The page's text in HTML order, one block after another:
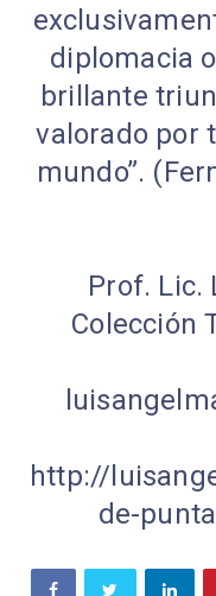
diplomacia
brillante
valorado por
mundo”.
Prof. Lic.
Colección
http://
de-